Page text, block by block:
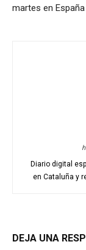
martes en España
Diario digital
en Cataluña y
DEJA UNA